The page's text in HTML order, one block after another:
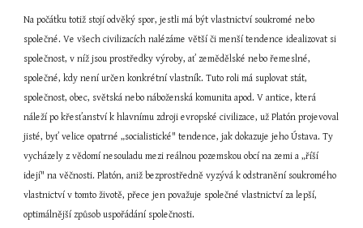
Na počátku totiž stojí odvěký spor, jestli má být vlastnictví soukromé nebo
společné. Ve všech civilizacích nalézáme větší či menší tendence idealizovat si
společnost, v níž jsou prostředky výroby, ať zemědělské nebo řemeslné,
společné, kdy není určen konkrétní vlastník. Tuto roli má suplovat stát,
společnost, obec, světská nebo náboženská komunita apod. V antice, která
náleží po křesťanství k hlavnímu zdroji evropské civilizace, už Platón projevoval
jisté, byť velice opatrné „socialistické" tendence, jak dokazuje jeho Ústava. Ty
vycházely z vědomí nesouladu mezi reálnou pozemskou obcí na zemi a „říší
idejí" na věčnosti. Platón, aniž bezprostředně vyzývá k odstranění soukromého
vlastnictví v tomto životě, přece jen považuje společné vlastnictví za lepší,
optimálnější způsob uspořádání společnosti.